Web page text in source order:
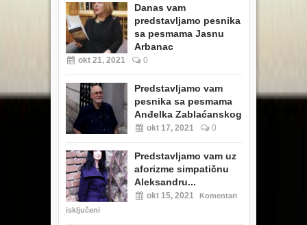
Danas vam
predstavljamo pesnika
sa pesmama Jasnu
Arbanac
okt 21, 2021 0
Predstavljamo vam
pesnika sa pesmama
Anđelka Zablaćanskog
okt 17, 2021 0
Predstavljamo vam uz
aforizme simpatičnu
Aleksandru...
okt 15, 2021
Komentari
isključeni